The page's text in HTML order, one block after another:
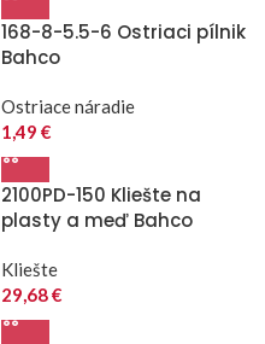
168-8-5.5-6 Ostriaci pílnik
Bahco
Ostriace náradie
1,49 €
2100PD-150 Kliešte na
plasty a meď Bahco
Kliešte
29,68€